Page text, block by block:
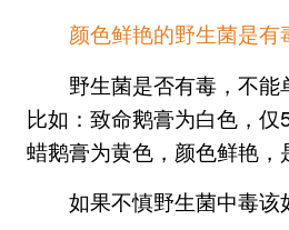
颜色鲜艳的野生菌是有
野生菌是否有毒，不能
比如：致命鹅膏为白色，
蜡鹅膏为黄色，颜色鲜艳，
如果不慎野生菌中毒该